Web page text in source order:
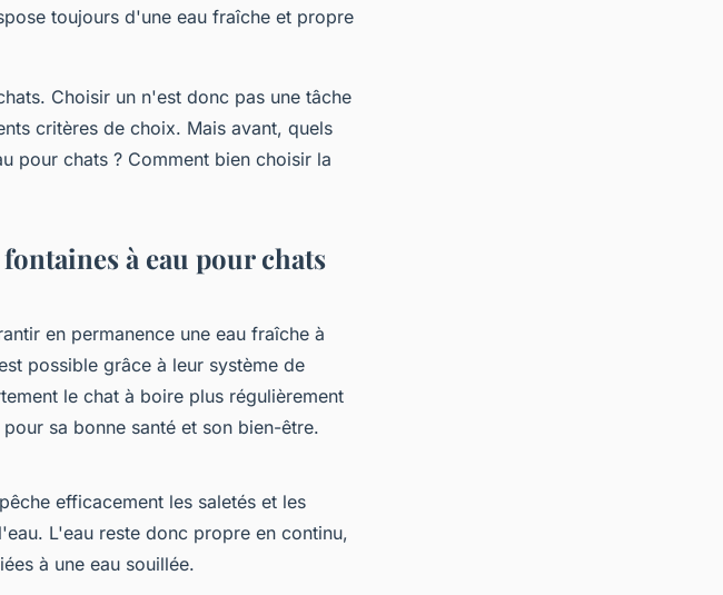
toujours d'une eau fraîche et propre
Choisir un n'est donc pas une tâche
critères de choix. Mais avant, quels
pour chats ? Comment bien choisir la
à eau pour chats
en permanence une eau fraîche à
possible grâce à leur système de
le chat à boire plus régulièrement
sa bonne santé et son bien-être.
efficacement les saletés et les
L'eau reste donc propre en continu,
à une eau souillée.